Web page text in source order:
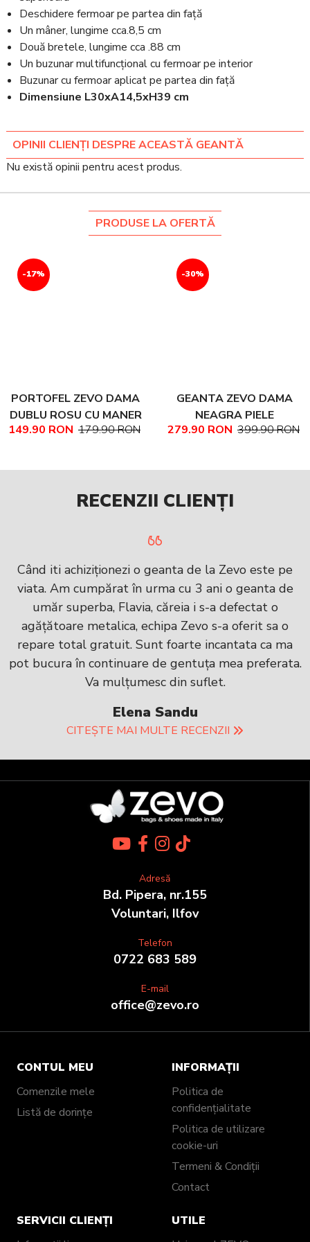
Deschidere fermoar pe partea din față
Un mâner, lungime cca.8,5 cm
Două bretele, lungime cca .88 cm
Un buzunar multifuncțional cu fermoar pe interior
Buzunar cu fermoar aplicat pe partea din față
Dimensiune L30xA14,5xH39 cm
OPINII CLIENȚI DESPRE ACEASTĂ GEANTĂ
Nu există opinii pentru acest produs.
PRODUSE LA OFERTĂ
-17%
PORTOFEL ZEVO DAMA
DUBLU ROSU CU MANER
PIELE NATURALA
149.90 RON 179.90 RON
-30%
GEANTA ZEVO DAMA
NEAGRA PIELE
NATURALA TEXTURATA
279.90 RON 399.90 RON
RECENZII CLIENȚI
Când iti achiziționezi o geanta de la Zevo este pe
viata. Am cumpărat în urma cu 3 ani o geanta de
umăr superba, Flavia, căreia i s-a defectat o
agățătoare metalica, echipa Zevo s-a oferit sa o
repare total gratuit. Sunt foarte incantata ca ma
pot bucura în continuare de gentuța mea preferata.
Va mulțumesc din suflet.
Elena Sandu
CITEȘTE MAI MULTE RECENZII
Adresă
Bd. Pipera, nr.155
Voluntari, Ilfov
Telefon
0722 683 589
E-mail
office@zevo.ro
CONTUL MEU
Comenzile mele
Listă de dorințe
INFORMAȚII
Politica de
confidențialitate
Politica de utilizare
cookie-uri
Termeni & Condiții
Contact
SERVICII CLIENȚI
UTILE